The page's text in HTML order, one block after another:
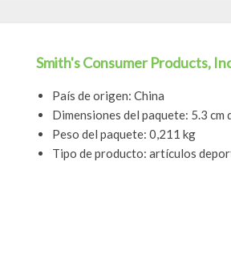
Smith's Consumer Products,
País de origen: China
Dimensiones del paquete: 5.3 cm
Peso del paquete: 0,211 kg
Tipo de producto: artículos